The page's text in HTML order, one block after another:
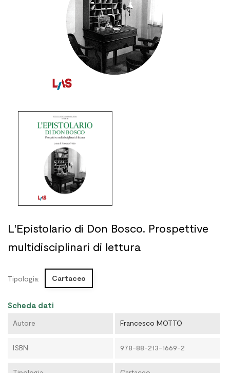
L'Epistolario di Don Bosco. Prospettive
multidisciplinari di lettura
Tipologia: Cartaceo
Scheda dati
Autore Francesco MOTTO
ISBN 978-88-213-1669-2